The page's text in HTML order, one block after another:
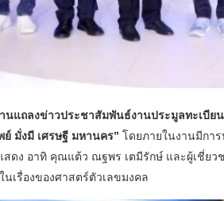
นแถลงข่าวประชาสัมพันธ์งานประมูลทะเบี
มั่งมี เศรษฐี มหานคร” โดยภายในงานมีกา
สดง อาทิ คุณแต้ว ณฐพร เตมีรักษ์ และผู้เชี่ย
เรื่องของศาสตร์ตัวเลขมงคล